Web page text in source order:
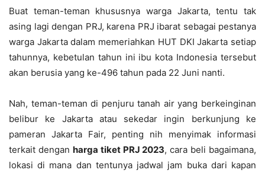
Buat teman-teman khususnya warga Jakarta, tentu tak
asing lagi dengan PRJ, karena PRJ ibarat sebagai pestanya
warga Jakarta dalam memeriahkan HUT DKI Jakarta setiap
tahunnya, kebetulan tahun ini ibu kota Indonesia tersebut
akan berusia yang ke-496 tahun pada 22 Juni nanti.
Nah, teman-teman di penjuru tanah air yang berkeinginan
belibur ke Jakarta atau sekedar ingin berkunjung ke
pameran Jakarta Fair, penting nih menyimak informasi
terkait dengan harga tiket PRJ 2023, cara beli bagaimana,
lokasi di mana dan tentunya jadwal jam buka dari kapan